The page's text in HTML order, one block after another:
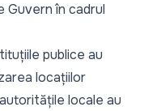
Guvern în cadrul
publice au
locațiilor
locale au